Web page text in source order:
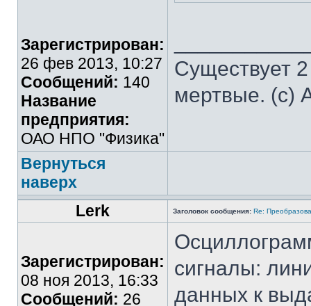
Зарегистрирован:
26 фев 2013, 10:27
Сообщений: 140
Название
предприятия:
ОАО НПО "Физика"
Существует
мертвые. (с)
Вернуться
наверх
Lerk
Заголовок сообщения: Re:
Зарегистрирован:
08 ноя 2013, 16:33
Сообщений: 26
сигналы:
данных к